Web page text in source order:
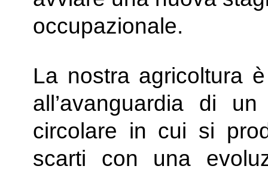
occupazionale.
La nostra agricoltura
all’avanguardia di
circolare in cui si
scarti con una